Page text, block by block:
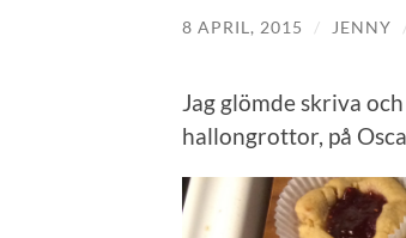
8 APRIL, 2015 / JENNY
Jag glömde skriva
hallongrottor, på